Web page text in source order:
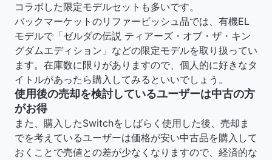
コラボした限定モデルセットも多いです。
バックマーケットのリファービッシュ品では、有機EL
モデルで「ゼルダの伝説 ティアーズ・オブ・ザ・キン
グダムエディション」などの限定モデルを取り扱ってい
ます。在庫数に限りがありますので、個人的に好きなタ
イトルがあったら購入してみるといいでしょう。
使用後の売却を検討しているユーザーは中古の方
がお得
また、購入したSwitchをしばらく使用した後、売却ま
でを考えているユーザーは価格が安い中古品を購入して
おくことで売値との差が少なくなりますので、経済的な